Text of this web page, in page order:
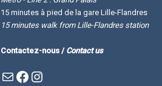
15 minutes à pied de la gare Lille-Flandres
15 minutes walk from Lille-Flandres station
Contactez-nous / Contact us
Mail
Facebook : Festivla des livres d'en hautInstagram